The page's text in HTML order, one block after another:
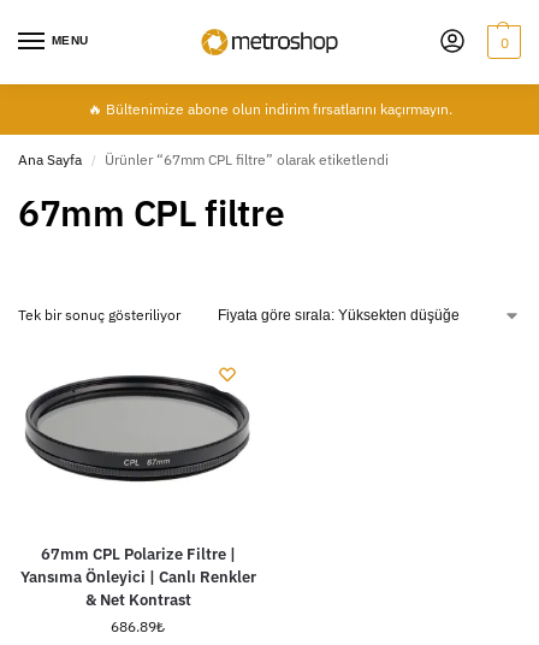
MENU 0
🔥 Bültenimize abone olun indirim fırsatlarını kaçırmayın.
Ana Sayfa / Ürünler “67mm CPL filtre” olarak etiketlendi
67mm CPL filtre
Tek bir sonuç gösteriliyor
67mm CPL Polarize Filtre |
Yansıma Önleyici | Canlı Renkler
& Net Kontrast
686.89₺